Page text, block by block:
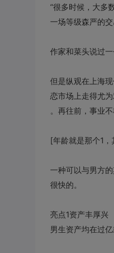
“很多时候，大多
一场等级森严的
作家和菜头说过
但是纵观在上海
恋市场上走得尤
。再往前，事业
[年龄就是那个1
一种可以与男方
很快的。
亮点1资产丰厚兴
男生资产均在过